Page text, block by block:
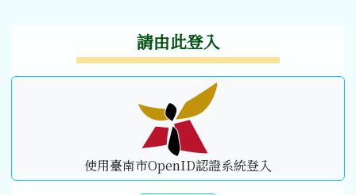
請由此登入
使用臺南市OpenID認證系統登入